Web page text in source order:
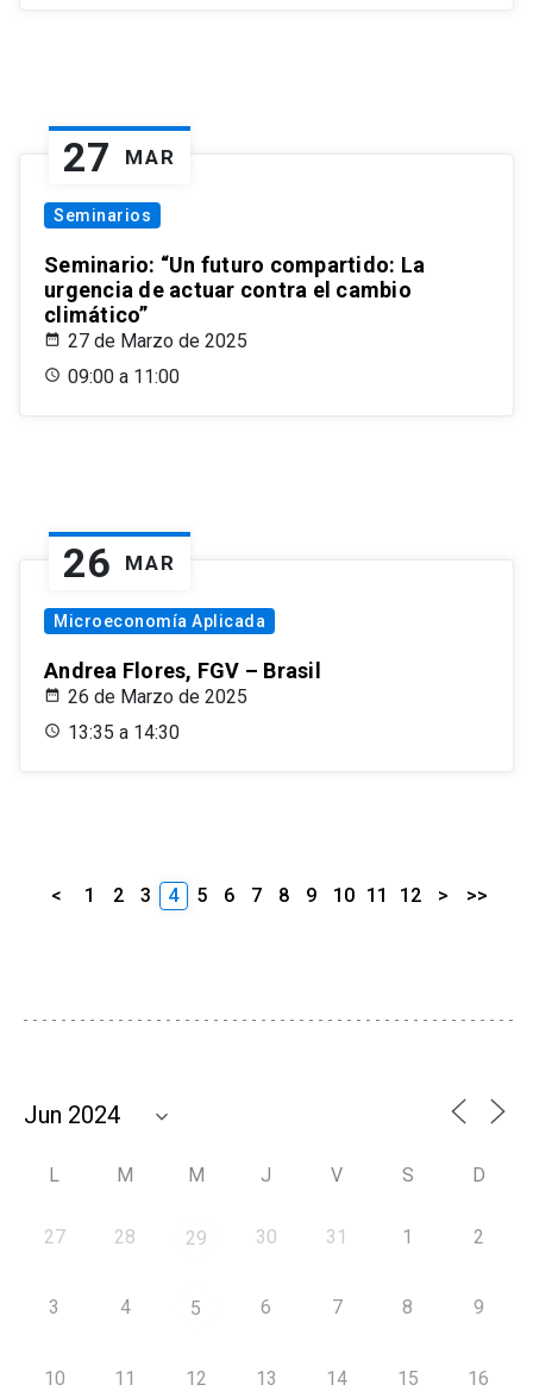
27 MAR
Seminarios
Seminario: “Un futuro compartido: La
urgencia de actuar contra el cambio
climático”
27 de Marzo de 2025
09:00 a 11:00
26 MAR
Microeconomía Aplicada
Andrea Flores, FGV – Brasil
26 de Marzo de 2025
13:35 a 14:30
< 1 2 3 4 5 6 7 8 9 10 11 12 > >>
L M M J V S D
27 28 29 30 31 1 2
3 4 5 6 7 8 9
10 11 12 13 14 15 16